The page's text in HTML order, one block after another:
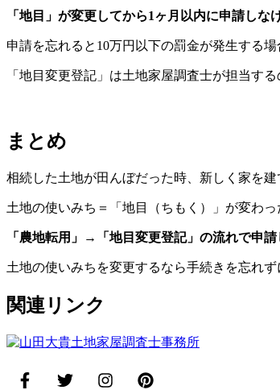
「地目」が変更してから1ヶ月以内に申請しな
申請を忘れると10万円以下の罰金が発生する場
「地目変更登記」は土地家屋調査士が担当す
まとめ
相続した土地が田んぼだった時、新しく家を
土地の使いみち＝「地目（ちもく）」が変わっ
「農地転用」→ 「地目変更登記」の流れで申
土地の使いみちを変更するなら手続きを忘れず
関連リンク